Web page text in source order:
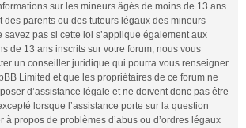
sur les mineurs âgés de moins de 13 ans
des parents ou des tuteurs légaux des mineurs
savez pas si cette loi s’applique également aux
de 13 ans inscrits sur votre forum, nous vous
un conseiller juridique qui pourra vous renseigner.
Limited et que les propriétaires de ce forum ne
d’assistance légale et ne doivent donc pas être
lorsque l’assistance porte sur la question
à propos de problèmes d’abus ou d’ordres légaux